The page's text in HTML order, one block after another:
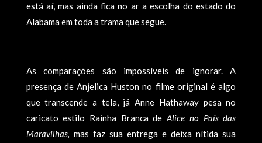
está aí, mas ainda fica no ar a escolha do estado do
Alabama em toda a trama que segue.
As comparações são impossíveis de ignorar. A
presença de Anjelica Huston no filme original é algo
que transcende a tela, já Anne Hathaway pesa no
caricato estilo Rainha Branca deAlice no País das
Maravilhas, mas faz sua entrega e deixa nítida sua